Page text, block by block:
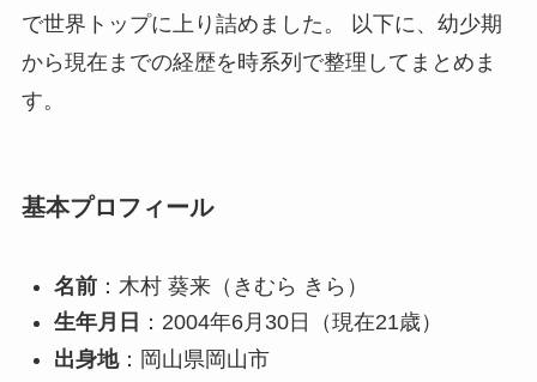
で世界トップに上り詰めました。 以下に、幼少期
から現在までの経歴を時系列で整理してまとめま
す。
基本プロフィール
名前：木村 葵来（きむら きら）
生年月日 ：2004年6月30日（現在21歳）
出身地：岡山県岡山市